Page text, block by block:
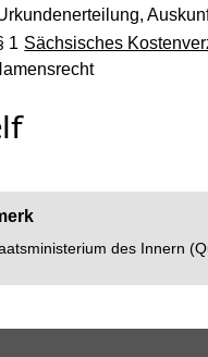
1 Sächsisches
des Innern